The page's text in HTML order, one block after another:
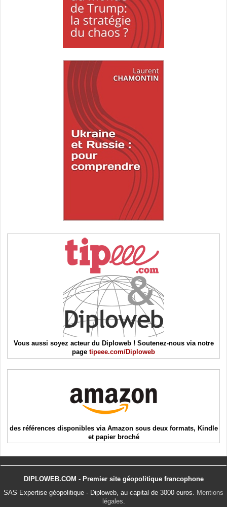
Vous aussi soyez acteur du Diploweb ! Soutenez-nous via notre
page tipeee.com/Diploweb
des références disponibles via Amazon sous deux formats, Kindle
et papier broché
DIPLOWEB.COM - Premier site géopolitique francophone
SAS Expertise géopolitique - Diploweb, au capital de 3000 euros. Mentions
légales.